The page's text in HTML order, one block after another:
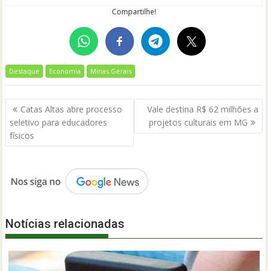
Compartilhe!
Destaque Economia Minas Gerais
Navegação
de
Post
Catas Altas abre processo
seletivo para educadores
físicos
Vale destina R$ 62 milhões a
projetos culturais em MG
Notícias relacionadas